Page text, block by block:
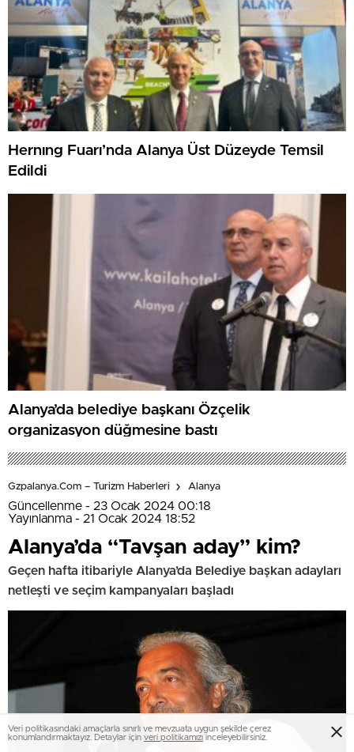
Hernıng Fuarı’nda Alanya Üst Düzeyde Temsil
Edildi
Alanya’da belediye başkanı Özçelik
organizasyon düğmesine bastı
Gzpalanya.com – Turizm Haberleri Alanya
Güncellenme - 23 Ocak 2024 00:18
Yayınlanma - 21 Ocak 2024 18:52
Alanya’da “Tavşan aday” kim?
Geçen hafta itibariyle Alanya’da Belediye başkan adayları
netleşti ve seçim kampanyaları başladı
Veri politikasındaki amaçlarla sınırlı ve mevzuata uygun şekilde çerez
konumlandırmaktayız. Detaylar için veri politikamızı inceleyebilirsiniz.